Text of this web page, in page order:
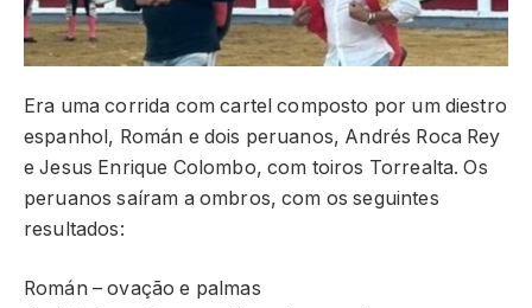
Era uma corrida com cartel composto por um diestro
espanhol, Román e dois peruanos, Andrés Roca Rey
e Jesus Enrique Colombo, com toiros Torrealta. Os
peruanos saíram a ombros, com os seguintes
resultados:
Román – ovação e palmas